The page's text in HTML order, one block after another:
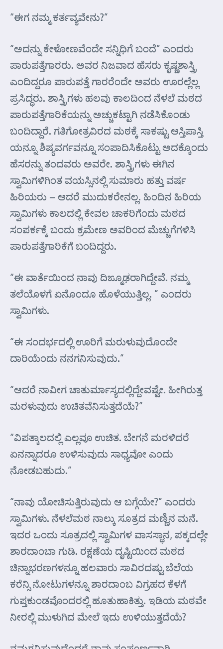
“ಈಗ ನಮ್ಮ ಕರ್ತವ್ಯವೇನು?”
“ಅದನ್ನು ಕೇಳೋಣವೆಂದೇ ಸನ್ನಿಧಿಗೆ ಬಂದೆ” ಎಂದರು
ಪಾರುಪತ್ತೆಗಾರರು. ಅವರ ನಿಜವಾದ ಹೆಸರು ಕೃಷ್ಣಶಾಸ್ತ್ರಿ
ಎಂದಿದ್ದರೂ ಪಾರುಪತ್ತೆ ಗಾರರೆಂದೇ ಅವರು ಊರಲ್ಲೆಲ್ಲ
ಪ್ರಸಿದ್ಧರು. ಶಾಸ್ತ್ರಿಗಳು ಹಲವು ಕಾಲದಿಂದ ನೆಳಲೆ ಮಠದ
ಪಾರುಪತ್ತೆಗಾರಿಕೆಯನ್ನು ಅಚ್ಚುಕಟ್ಟಾಗಿ ನಡೆಸಿಕೊಂಡು
ಬಂದಿದ್ದಾರೆ. ಗತಿಗೋತ್ರವಿರದ ಮಠಕ್ಕೆ ಸಾಕಷ್ಟು ಆಸ್ತಿಪಾಸ್ತಿ
ಯನ್ನೂ ಶಿಷ್ಯವರ್ಗವನ್ನೂ ಸಂಪಾದಿಸಿಕೊಟ್ಟು ಅದಕ್ಕೊಂದು
ಹೆಸರನ್ನು ತಂದವರು ಅವರೇ. ಶಾಸ್ತ್ರಿಗಳು ಈಗಿನ
ಸ್ವಾಮಿಗಳಿಗಿಂತ ವಯಸ್ಸಿನಲ್ಲಿ ಸುಮಾರು ಹತ್ತು ವರ್ಷ
ಹಿರಿಯರು – ಆದರೆ ಮುದುಕರೇನಲ್ಲ. ಹಿಂದಿನ ಹಿರಿಯ
ಸ್ವಾಮಿಗಳು ಕಾಲದಲ್ಲಿ ಕೇವಲ ಚಾಕರಿಗೆಂದು ಮಠದ
ಸಂಪರ್ಕಕ್ಕೆ ಬಂದು ಕ್ರಮೇಣ ಅವರಿಂದ ಮೆಚ್ಚುಗೆಗಳಿಸಿ
ಪಾರುಪತ್ತೆಗಾರಿಕೆಗೆ ಬಂದಿದ್ದರು.
“ಈ ವಾರ್ತೆಯಿಂದ ನಾವು ದಿಙ್ಮೂಢರಾಗಿದ್ದೇವೆ. ನಮ್ಮ
ತಲೆಯೊಳಗೆ ಏನೊಂದೂ ಹೊಳೆಯುತ್ತಿಲ್ಲ. ” ಎಂದರು
ಸ್ವಾಮಿಗಳು.
“ಈ ಸಂದರ್ಭದಲ್ಲಿ ಊರಿಗೆ ಮರುಳುವುದೊಂದೇ
ದಾರಿಯೆಂದು ನನಗನಿಸುವುದು.”
“ಆದರೆ ನಾವೀಗ ಚಾತುರ್ಮಾಸ್ಯದಲ್ಲಿದ್ದೇವಷ್ಟೇ. ಹೀಗಿರುತ್ತ
ಮರಳುವುದು ಉಚಿತವೆನಿಸುತ್ತದೆಯೆ?”
“ವಿಪತ್ಕಾಲದಲ್ಲಿ ಎಲ್ಲವೂ ಉಚಿತ. ಬೇಗನೆ ಮರಳಿದರೆ
ಏನನ್ನಾದರೂ ಉಳಿಸುವುದು ಸಾಧ್ಯವೋ ಎಂದು
ನೋಡಬಹುದು.”
“ನಾವು ಯೋಚಿಸುತ್ತಿರುವುದು ಆ ಬಗ್ಗೆಯೇ?” ಎಂದರು
ಸ್ವಾಮಿಗಳು. ನೆಳಲೆಮಠ ನಾಲ್ಕು ಸೂತ್ರದ ಮಣ್ಣಿನ ಮನೆ.
ಇದರ ಒಂದು ಸೂತ್ರದಲ್ಲಿ ಸ್ವಾಮಿಗಳ ವಾಸಸ್ಥಾನ, ಪಕ್ಕದಲ್ಲೇ
ಶಾರದಾಂಬಾ ಗುಡಿ. ರಕ್ಷಣೆಯ ದೃಷ್ಟಿಯಿಂದ ಮಠದ
ಚಿನ್ನಾಭರಣಗಳನ್ನೂ ಹಲವಾರು ಸಾವಿರದಷ್ಟು ಬೆಲೆಯ
ಕರೆನ್ಸಿ ನೋಟುಗಳನ್ನೂ ಶಾರದಾಂಬ ವಿಗ್ರಹದ ಕೆಳಗೆ
ಗುಪ್ತಕುಂಡವೊಂದರಲ್ಲಿ ಹೂತುಹಾಕಿತ್ತು. ಇಡಿಯ ಮಠವೇ
ನೀರಲ್ಲಿ ಮುಳುಗಿದ ಮೇಲೆ ಇದು ಉಳಿಯುತ್ತದೆಯೆ?